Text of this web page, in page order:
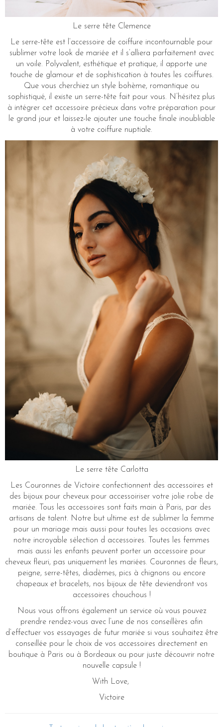
Le serre tête Clemence
Le serre-tête est l’accessoire de coiffure incontournable pour
sublimer votre look de mariée et il s’alliera parfaitement avec
un voile. Polyvalent, esthétique et pratique, il apporte une
touche de glamour et de sophistication à toutes les coiffures.
Que vous cherchiez un style bohème, romantique ou
sophistiqué, il existe un serre-tête fait pour vous. N’hésitez plus
à intégrer cet accessoire précieux dans votre préparation pour
le grand jour et laissez-le ajouter une touche finale inoubliable
à votre coiffure nuptiale.
Le serre tête Carlotta
Les Couronnes de Victoire confectionnent des accessoires et
des bijoux pour cheveux pour accessoiriser votre jolie robe de
mariée. Tous les accessoires sont faits main à Paris, par des
artisans de talent. Notre but ultime est de sublimer la femme
pour un mariage mais aussi pour toutes les occasions avec
notre incroyable sélection d accessoires. Toutes les femmes
mais aussi les enfants peuvent porter un accessoire pour
cheveux fleuri, pas uniquement les mariées. Couronnes de fleurs,
peigne, serre-têtes, diadèmes, pics à chignons ou encore
chapeaux et bracelets, nos bijoux de tête deviendront vos
accessoires chouchous !
Nous vous offrons également un service où vous pouvez
prendre rendez-vous avec l’une de nos conseillères afin
d’effectuer vos essayages de futur mariée si vous souhaitez être
conseillée pour le choix de vos accessoires directement en
boutique à Paris ou à Bordeaux ou pour juste découvrir notre
nouvelle capsule !
With Love,
Victoire